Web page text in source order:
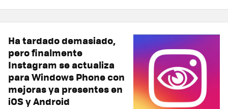
Ha tardado demasiado,
pero finalmente
Instagram se actualiza
para Windows Phone con
mejoras ya presentes en
iOS y Android